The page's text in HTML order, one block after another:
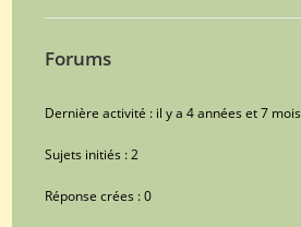
Forums
Dernière activité : il y a 4 années et 7 mois
Sujets initiés : 2
Réponse crées : 0